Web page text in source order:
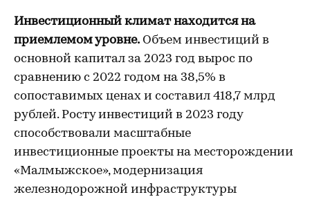
Инвестиционный климат находится на
приемлемом уровне. Объем инвестиций в
основной капитал за 2023 год вырос по
сравнению с 2022 годом на 38,5% в
сопоставимых ценах и составил 418,7 млрд
рублей. Росту инвестиций в 2023 году
способствовали масштабные
инвестиционные проекты на месторождении
«Малмыжское», модернизация
железнодорожной инфраструктуры